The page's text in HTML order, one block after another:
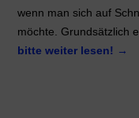
wenn man sich auf
möchte. Grundsätzlich
bitte weiter lesen! →